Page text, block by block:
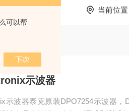
可以帮
当前位置
示波器
示波器泰克原装DPO7254示波器